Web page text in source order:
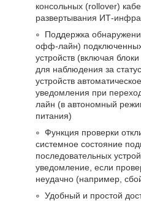
консольных (rollover)
развертывания ИТ-
Поддержка
офф-лайн)
устройств (включая
для наблюдения за
устройств
уведомления при
лайн (в автономный
питания)
Функция проверки
системное состояние
последовательных
уведомление, если
неудачно (например,
Удобный и простой